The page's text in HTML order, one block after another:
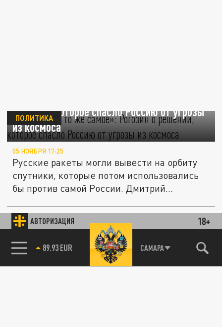
АВТОРИЗАЦИЯ 18+
85.64 BRENT САМАРА
решении, которое спасло Россию от угрозы
из космоса
ПОЛИТИКА
05 НОЯБРЯ 17:25
Русские ракеты могли вывести на орбиту
спутники, которые потом использовались
бы против самой России. Дмитрий...
НАУКА